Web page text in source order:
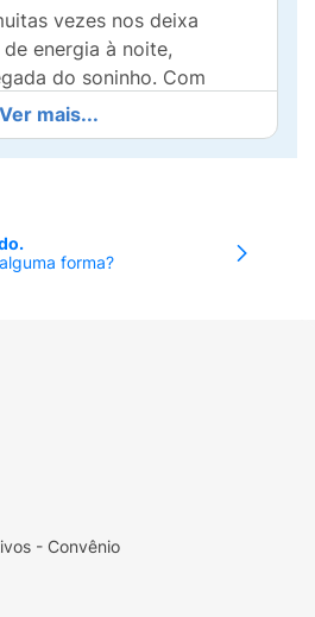
vezes nos deixa
energia à noite,
do soninho. Com
poderá desacelerar, relaxar
para uma noite
uma embalagem em
Sleep
e alivia o estresse
e não viciantes
todos
transforme suas noites em
e rejuvenescimento. Com
tranquilo está ao seu
Ver mais...
forma?
- Convênio